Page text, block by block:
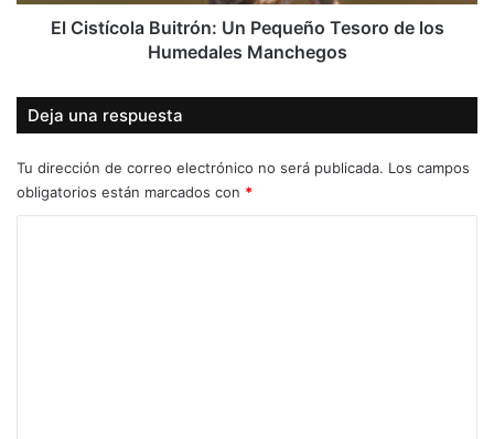
Manchegos
El Cistícola Buitrón: Un Pequeño Tesoro de los
Humedales Manchegos
Deja una respuesta
Tu dirección de correo electrónico no será publicada. Los campos
obligatorios están marcados con *